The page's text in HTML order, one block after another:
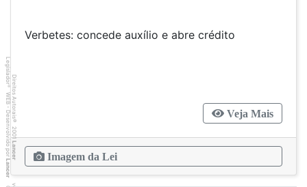
Verbetes: concede auxílio e abre crédito
Veja Mais
Imagem da Lei
Direitos Autorais
©
2001
Lancer
Legislador
®
WEB - Desenvolvido por
Lancer